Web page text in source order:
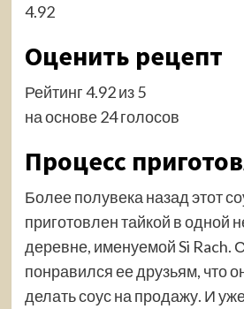
4.92
Оценить рецепт
Рейтинг 4.92 из 5
на основе 24 голосов
Процесс
Более полувека назад этот
приготовлен тайкой в одной
деревне, именуемой Si Rach.
понравился ее друзьям, что
делать соус на продажу. И